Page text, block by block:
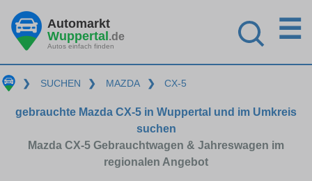
Automarkt
Wuppertal.de
Autos einfach finden
☰
❯ SUCHEN ❯ MAZDA ❯ CX-5
gebrauchte Mazda CX-5 in Wuppertal und im Umkreis
suchen
Mazda CX-5 Gebrauchtwagen & Jahreswagen im
regionalen Angebot